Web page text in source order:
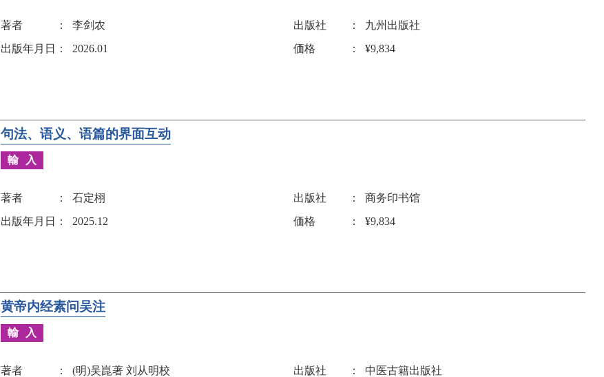
著者 李剑农 出版社
九州出版社
出版年月日
2026.01 価格 ¥9,834
句法、语义、语篇的界面互动
輸入
著者 石定栩 出版社
商务印书馆
出版年月日
2025.12 価格 ¥9,834
黄帝内经素问吴注
輸入
著者 (明)吴崑著 刘从明校 出版社 中医古籍出版社